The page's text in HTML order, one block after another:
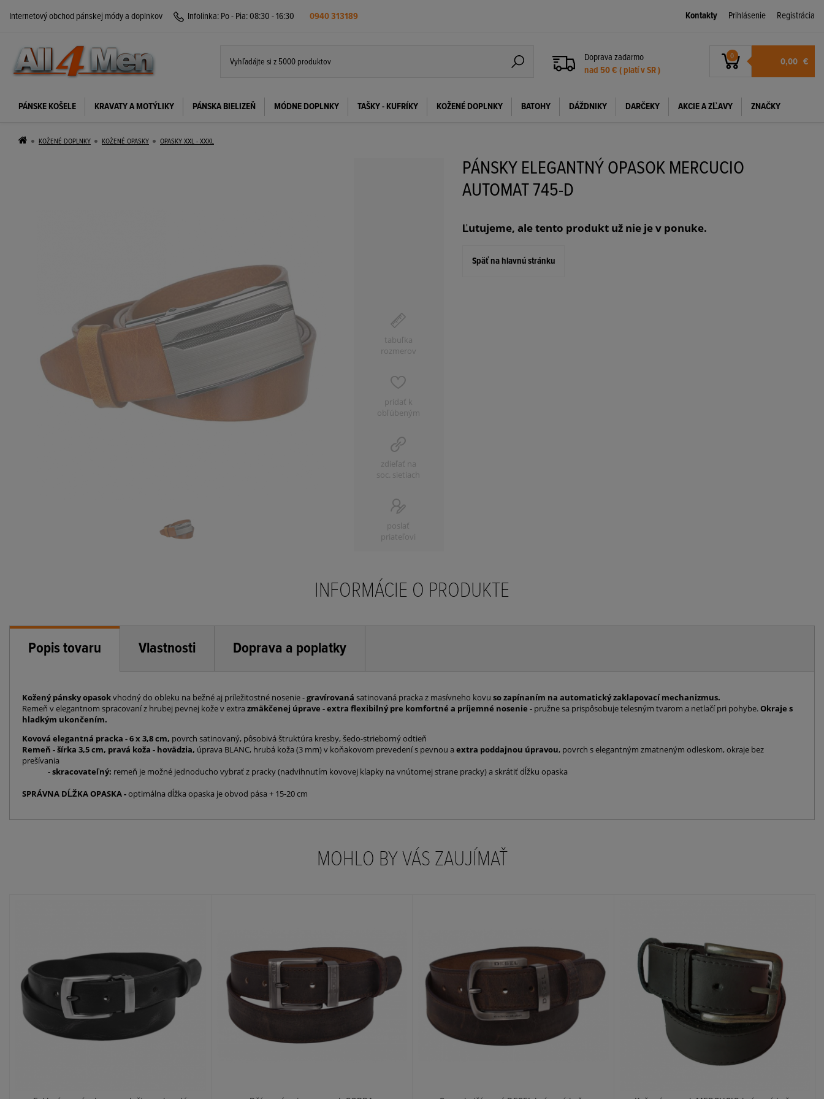
Internetový obchod pánskej módy a doplnkov Infolinka: Po - Pia: 08:30 - 16:30 0940 313189 Kontakty Prihlásenie Registrácia
Doprava zadarmo
nad 50 € ( platí v SR )
0 0,00 €
PÁNSKE KOŠELE KRAVATY A MOTÝLIKY PÁNSKA BIELIZEŇ MÓDNE DOPLNKY TAŠKY - KUFRÍKY KOŽENÉ DOPLNKY BATOHY DÁŽDNIKY DARČEKY AKCIE A ZĽAVY ZNAČKY
KOŽENÉ DOPLNKY KOŽENÉ OPASKY OPASKY XXL - XXXL
tabuľka
rozmerov
pridať k
obľúbeným
zdieľať na
soc. sietiach
poslať
priateľovi
PÁNSKY ELEGANTNÝ OPASOK MERCUCIO
AUTOMAT 745-D
Ľutujeme, ale tento produkt už nie je v ponuke.
Späť na hlavnú stránku
INFORMÁCIE O PRODUKTE
Popis tovaru Vlastnosti Doprava a poplatky
Kožený pánsky opasokvhodný do obleku na bežné aj príležitostné nosenie -gravírovaná satinovaná pracka z masívneho kovu so zapínaním na automatický zaklapovací mechanizmus.
Remeň v elegantnom spracovaní z hrubej pevnej kože v extra zmäkčenej úprave - extra flexibilný pre komfortné a príjemné nosenie - pružne sa prispôsobuje telesným tvarom a netlačí pri pohybe.Okraje s
hladkým ukončením.
Kovová elegantná pracka - 6 x 3,8 cm, povrch satinovaný, pôsobivá štruktúra kresby, šedo-strieborný odtieň
Remeň - šírka 3,5 cm, pravá koža - hovädzia, úprava BLANC, hrubá koža (3 mm) v koňakovom prevedení s pevnou a extra poddajnou úpravou, povrch s elegantným zmatneným odleskom, okraje bez
prešívania
-skracovateľný: remeň je možné jednoducho vybrať z pracky (nadvihnutím kovovej klapky na vnútornej strane pracky) a skrátiť dĺžku opaska
SPRÁVNA DĹŽKA OPASKA -optimálna dĺžka opaska je obvod pása + 15-20 cm
MOHLO BY VÁS ZAUJÍMAŤ